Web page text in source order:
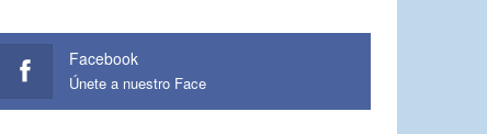
Facebook
Únete a nuestro Face